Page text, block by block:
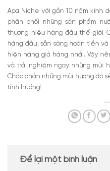
Apa Niche với gần 10 năm kinh
phân phối những sản phẩm
thương hiệu hàng đầu thế giới.
hàng đầu, sẵn sàng hoàn tiền
hiện hàng giả hàng nhái. Vậy
và trải nghiệm ngay những mùi
Chắc chắn những mùi hương đó
tình huống!
Để lại một bình luận